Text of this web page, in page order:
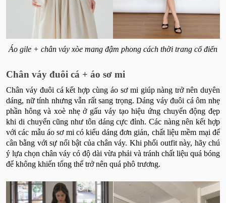
Áo gile + chân váy xòe mang đậm phong cách thời trang cổ điển
Chân váy đuôi cá + áo sơ mi
Chân váy đuôi cá kết hợp cùng áo sơ mi giúp nàng trở nên duyên
dáng, nữ tính nhưng vẫn rất sang trọng. Dáng váy đuôi cá ôm nhẹ
phần hông và xoè nhẹ ở gấu váy tạo hiệu ứng chuyển động đẹp
khi di chuyển cũng như tôn dáng cực đỉnh. Các nàng nên kết hợp
với các mẫu áo sơ mi có kiểu dáng đơn giản, chất liệu mềm mại để
cân bằng với sự nổi bật của chân váy. Khi phối outfit này, hãy chú
ý lựa chọn chân váy có độ dài vừa phải và tránh chất liệu quá bóng
để không khiến tổng thể trở nên quá phô trương.